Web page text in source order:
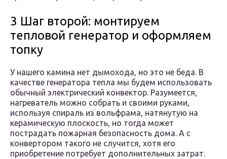
3 Шаг второй: монтируем
тепловой генератор и оформляем
топку
У нашего камина нет дымохода, но это не беда. В
качестве генератора тепла мы будем использовать
обычный электрический конвектор. Разумеется,
нагреватель можно собрать и своими руками,
используя спираль из вольфрама, натянутую на
керамическую плоскость, но тогда может
пострадать пожарная безопасность дома. А с
конвертором такого не случится, хотя его
приобретение потребует дополнительных затрат.